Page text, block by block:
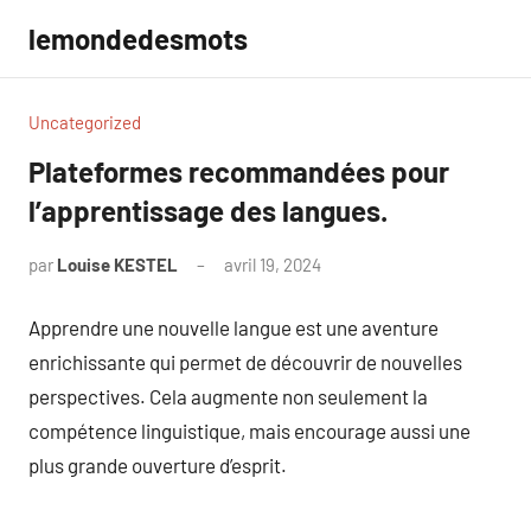
contenu
lemondedesmots
Uncategorized
Plateformes recommandées pour
l’apprentissage des langues.
par Louise KESTEL avril 19, 2024
Apprendre une nouvelle langue est une aventure
enrichissante qui permet de découvrir de nouvelles
perspectives. Cela augmente non seulement la
compétence linguistique, mais encourage aussi une
plus grande ouverture d’esprit.